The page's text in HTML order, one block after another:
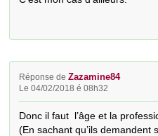
Réponse deZazamine84
Le 04/02/2018 é 08h32
Donc il faut  l’âge et la
(En sachant qu’ils demandent